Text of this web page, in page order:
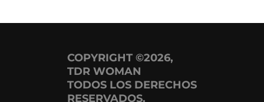
COPYRIGHT ©2026,
TDR WOMAN
TODOS LOS DERECHOS
RESERVADOS.